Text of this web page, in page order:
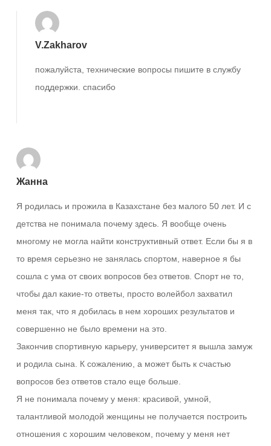
V.Zakharov
пожалуйста, технические вопросы пишите в службу
поддержки. спасибо
Жанна
Я родилась и прожила в Казахстане без малого 50 лет. И с
детства не понимала почему здесь. Я вообще очень
многому не могла найти конструктивный ответ. Если бы я в
то время серьезно не занялась спортом, наверное я бы
сошла с ума от своих вопросов без ответов. Спорт не то,
чтобы дал какие-то ответы, просто волейбол захватил
меня так, что я добилась в нем хороших результатов и
совершенно не было времени на это.
Закончив спортивную карьеру, университет я вышла замуж
и родила сына. К сожалению, а может быть к счастью
вопросов без ответов стало еще больше.
Я не понимала почему у меня: красивой, умной,
талантливой молодой женщины не получается построить
отношения с хорошим человеком, почему у меня нет